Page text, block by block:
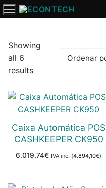
Saltar
para
conteúdo
Showing
all 6
results
Ordenado
por
popularidade
Caixa Automática POS
CASHKEEPER CK950
6.019,74€ IVA inc. (4.894,10€)